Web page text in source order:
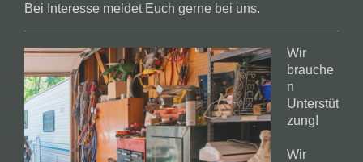
Bei Interesse meldet Euch gerne bei uns.
Wir
brauche
n
Unterstüt
zung!
Wir